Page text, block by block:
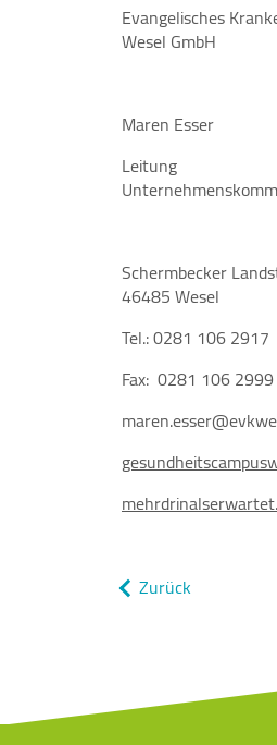
Evangelisches
Wesel GmbH
Maren Esser
Leitung
Schermbecker
46485 Wesel
Tel.: 0281 106 2917
Fax: 0281 106 2999
Zurück